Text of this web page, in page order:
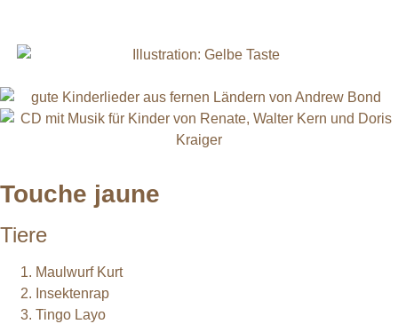
Touche jaune
Tiere
Maulwurf Kurt
Insektenrap
Tingo Layo